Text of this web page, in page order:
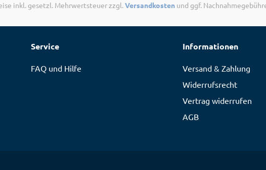
inkl. gesetzl. Mehrwertsteuer zzgl.Versandkosten und ggf.
Service
FAQ und Hilfe
Informationen
Versand & Zahlung
Widerrufsrecht
Vertrag widerrufen
AGB